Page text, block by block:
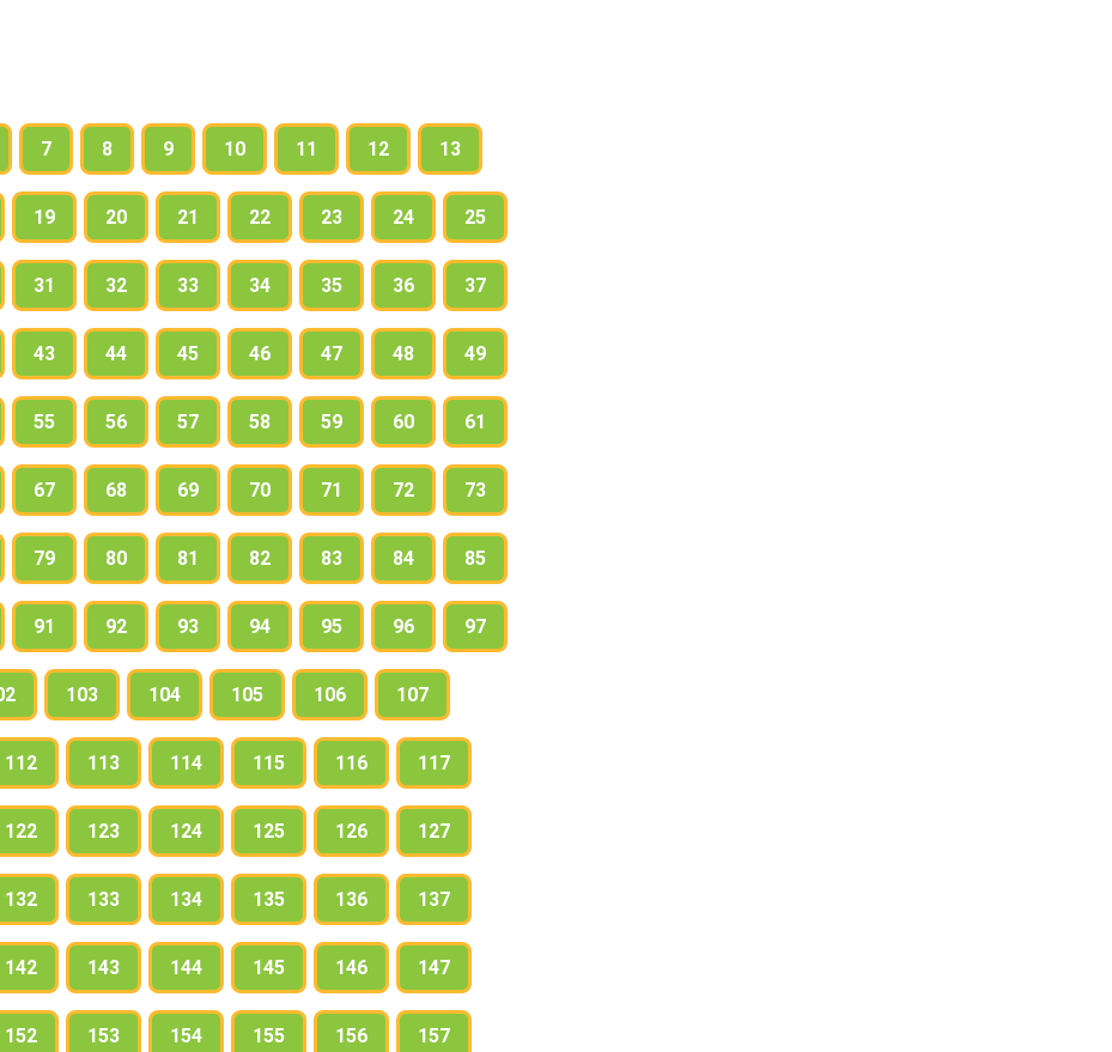
7 8 9 10 11 12 13
19 20 21 22 23 24 25
31 32 33 34 35 36 37
43 44 45 46 47 48 49
55 56 57 58 59 60 61
67 68 69 70 71 72 73
79 80 81 82 83 84 85
91 92 93 94 95 96 97
103 104 105 106 107
112 113 114 115 116 117
122 123 124 125 126 127
132 133 134 135 136 137
142 143 144 145 146 147
152 153 154 155 156 157